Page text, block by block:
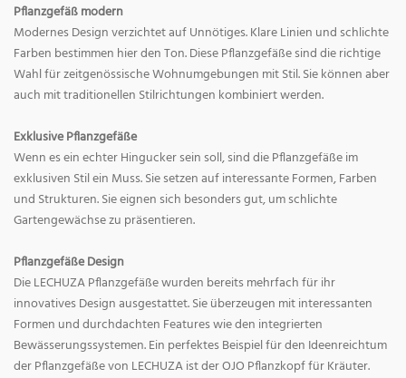
Pflanzgefäß modern
Modernes Design verzichtet auf Unnötiges. Klare Linien und schlichte
Farben bestimmen hier den Ton. Diese Pflanzgefäße sind die richtige
Wahl für zeitgenössische Wohnumgebungen mit Stil. Sie können aber
auch mit traditionellen Stilrichtungen kombiniert werden.
Exklusive Pflanzgefäße
Wenn es ein echter Hingucker sein soll, sind die Pflanzgefäße im
exklusiven Stil ein Muss. Sie setzen auf interessante Formen, Farben
und Strukturen. Sie eignen sich besonders gut, um schlichte
Gartengewächse zu präsentieren.
Pflanzgefäße Design
Die LECHUZA Pflanzgefäße wurden bereits mehrfach für ihr
innovatives Design ausgestattet. Sie überzeugen mit interessanten
Formen und durchdachten Features wie den integrierten
Bewässerungssystemen. Ein perfektes Beispiel für den Ideenreichtum
der Pflanzgefäße von LECHUZA ist der OJO Pflanzkopf für Kräuter.